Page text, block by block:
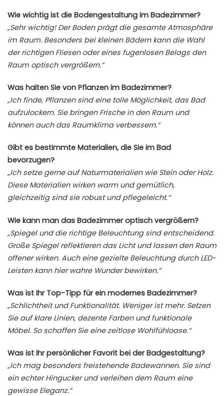
Wie wichtig ist die Bodengestaltung im Badezimmer?
„Sehr wichtig! Der Boden prägt die gesamte Atmosphäre
im Raum. Besonders bei kleinen Bädern kann die Wahl
der richtigen Fliesen oder eines fugenlosen Belags den
Raum optisch vergrößern.“
Was halten Sie von Pflanzen im Badezimmer?
„Ich finde, Pflanzen sind eine tolle Möglichkeit, das Bad
aufzulockern. Sie bringen Frische in den Raum und
können auch das Raumklima verbessern.“
Gibt es bestimmte Materialien, die Sie im Bad
bevorzugen?
„Ich setze gerne auf Naturmaterialien wie Stein oder Holz.
Diese Materialien wirken warm und gemütlich,
gleichzeitig sind sie robust und pflegeleicht.“
Wie kann man das Badezimmer optisch vergrößern?
„Spiegel und die richtige Beleuchtung sind entscheidend.
Große Spiegel reflektieren das Licht und lassen den Raum
offener wirken. Auch eine gezielte Beleuchtung durch LED-
Leisten kann hier wahre Wunder bewirken.“
Was ist Ihr Top-Tipp für ein modernes Badezimmer?
„Schlichtheit und Funktionalität. Weniger ist mehr. Setzen
Sie auf klare Linien, dezente Farben und funktionale
Möbel. So schaffen Sie eine zeitlose Wohlfühloase.“
Was ist Ihr persönlicher Favorit bei der Badgestaltung?
„Ich mag besonders freistehende Badewannen. Sie sind
ein echter Hingucker und verleihen dem Raum eine
gewisse Eleganz.“